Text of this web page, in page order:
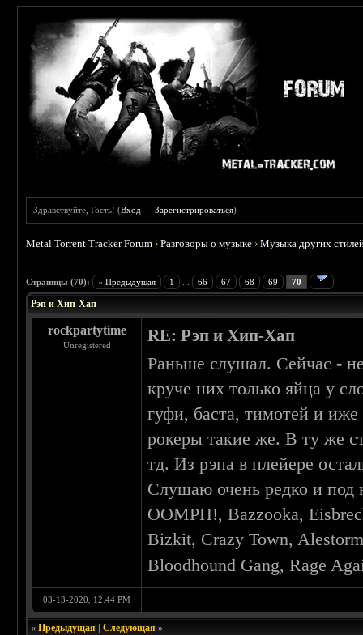
Здравствуйте, Гость! (Вход —Зарегистрироваться)
Metal Torrent Tracker Forum ›Разговоры о музыке ›Музыка других
Страницы (70): « Предыдущая 1 66 67 68 69 70
Рэп и Хип-Хап
rockpartytime
Unregistered
RE: Рэп и Хип-Хап
Раньше слушал. Сейчас -
круче них только яйца у
гуфи, баста, тимотей и
рокеры такие же. В ту же
тд. Из рэпа в плейере
Слушаю очень редко и под
OOMPH!, Bazzooka,
Bizkit, Crazy Town,
Bloodhound Gang, Rage
03-13-2020, 12:44 PM
«Предыдущая |Следующая »